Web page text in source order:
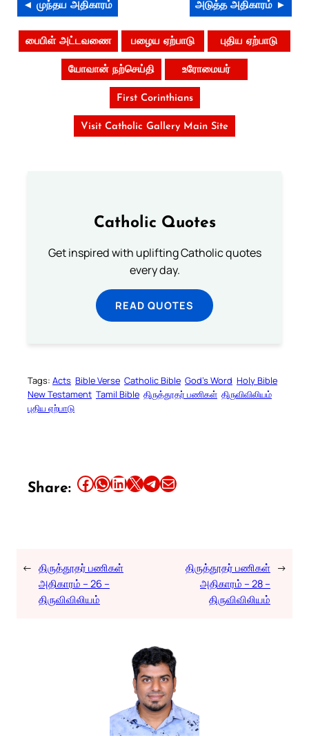
◄ முந்தய அதிகாரம் அடுத்த அதிகாரம் ►
பைபிள் அட்டவணை பழைய ஏற்பாடு புதிய ஏற்பாடு
யோவான் நற்செய்தி உரோமையர்
First Corinthians
Visit Catholic Gallery Main Site
Catholic Quotes
Get inspired with uplifting Catholic quotes
every day.
READ QUOTES
Tags: Acts Bible Verse Catholic Bible God’s Word Holy Bible
New Testament Tamil Bible திருத்தூதர் பணிகள் திருவிவிலியம்
புதிய ஏற்பாடு
Share: Share this article on Facebook Share this article on WhatsApp Share this article on LinkedIn Share this article on X Share this article on TelegramEmail this Article
← திருத்தூதர் பணிகள்
அதிகாரம் – 26 –
திருவிவிலியம்
திருத்தூதர் பணிகள்
அதிகாரம் – 28 –
திருவிவிலியம்
→